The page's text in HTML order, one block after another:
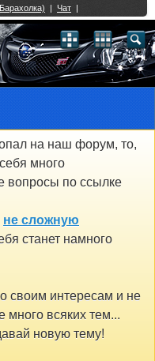
на наш форум, то,
много
вопросы по ссылке
не сложную
станет намного
своим интересам и не
много всяких тем...
новую тему!
byvBSSO
18 21 22 23 24 25 26
37 38 39 40 41 42 43